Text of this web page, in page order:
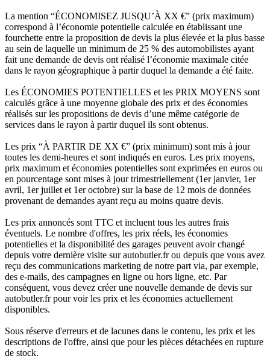
La mention “ÉCONOMISEZ JUSQU’À XX €” (prix maximum)
correspond à l’économie potentielle calculée en établissant une
fourchette entre la proposition de devis la plus élevée et la plus basse
au sein de laquelle un minimum de 25 % des automobilistes ayant
fait une demande de devis ont réalisé l’économie maximale citée
dans le rayon géographique à partir duquel la demande a été faite.
Les ÉCONOMIES POTENTIELLES et les PRIX MOYENS sont
calculés grâce à une moyenne globale des prix et des économies
réalisés sur les propositions de devis d’une même catégorie de
services dans le rayon à partir duquel ils sont obtenus.
Les prix “À PARTIR DE XX €” (prix minimum) sont mis à jour
toutes les demi-heures et sont indiqués en euros. Les prix moyens,
prix maximum et économies potentielles sont exprimées en euros ou
en pourcentage sont mises à jour trimestriellement (1er janvier, 1er
avril, 1er juillet et 1er octobre) sur la base de 12 mois de données
provenant de demandes ayant reçu au moins quatre devis.
Les prix annoncés sont TTC et incluent tous les autres frais
éventuels. Le nombre d'offres, les prix réels, les économies
potentielles et la disponibilité des garages peuvent avoir changé
depuis votre dernière visite sur autobutler.fr ou depuis que vous avez
reçu des communications marketing de notre part via, par exemple,
des e-mails, des campagnes en ligne ou hors ligne, etc. Par
conséquent, vous devez créer une nouvelle demande de devis sur
autobutler.fr pour voir les prix et les économies actuellement
disponibles.
Sous réserve d'erreurs et de lacunes dans le contenu, les prix et les
descriptions de l'offre, ainsi que pour les pièces détachées en rupture
de stock.